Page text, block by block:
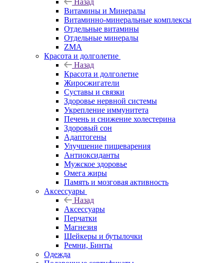
Назад
Витамины и Минералы
Витаминно-минеральные комплексы
Отдельные витамины
Отдельные минералы
ZMA
Красота и долголетие
Назад
Красота и долголетие
Жиросжигатели
Суставы и связки
Здоровье нервной системы
Укрепление иммунитета
Печень и снижение холестерина
Здоровый сон
Адаптогены
Улучшение пищеварения
Антиоксиданты
Мужское здоровье
Омега жиры
Память и мозговая активность
Аксессуары
Назад
Аксессуары
Перчатки
Магнезия
Шейкеры и бутылочки
Ремни, Бинты
Одежда